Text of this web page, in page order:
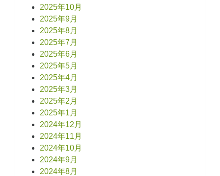
2025年10月
2025年9月
2025年8月
2025年7月
2025年6月
2025年5月
2025年4月
2025年3月
2025年2月
2025年1月
2024年12月
2024年11月
2024年10月
2024年9月
2024年8月